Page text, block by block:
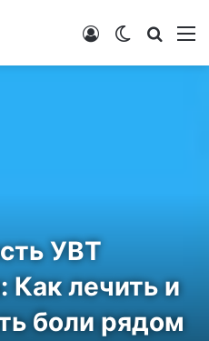
Switch skin
Войти
УВТ
Как лечить и
боли рядом